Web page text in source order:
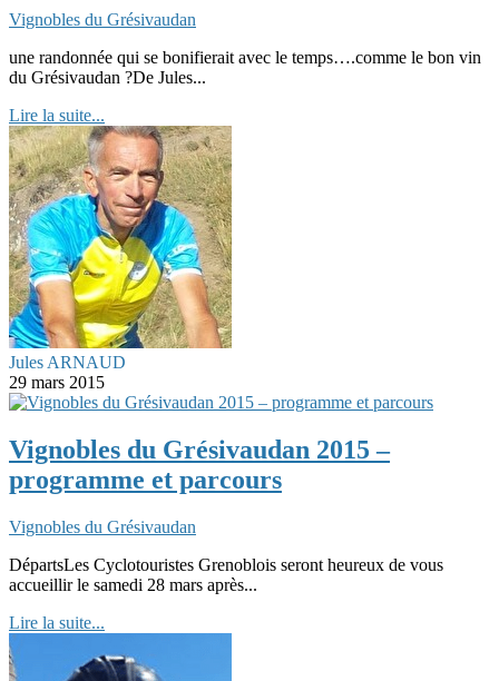
Vignobles du Grésivaudan
une randonnée qui se bonifierait avec le temps….comme le bon vin
du Grésivaudan ?De Jules...
Lire la suite...
Jules ARNAUD
29 mars 2015
Vignobles du Grésivaudan 2015 –
programme et parcours
Vignobles du Grésivaudan
DépartsLes Cyclotouristes Grenoblois seront heureux de vous
accueillir le samedi 28 mars après...
Lire la suite...